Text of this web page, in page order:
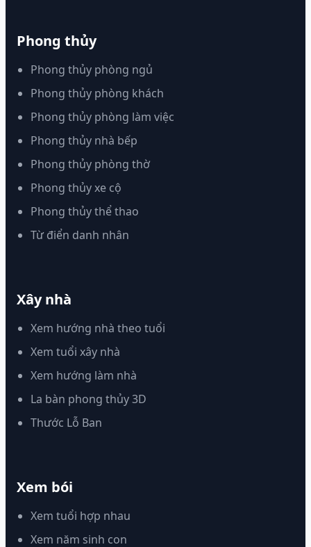
Phong thủy
Phong thủy phòng ngủ
Phong thủy phòng khách
Phong thủy phòng làm việc
Phong thủy nhà bếp
Phong thủy phòng thờ
Phong thủy xe cộ
Phong thủy thể thao
Từ điển danh nhân
Xây nhà
Xem hướng nhà theo tuổi
Xem tuổi xây nhà
Xem hướng làm nhà
La bàn phong thủy 3D
Thước Lỗ Ban
Xem bói
Xem tuổi hợp nhau
Xem năm sinh con